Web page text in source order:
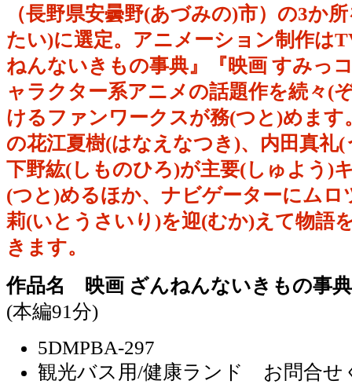
（長野県安曇野(あづみの)市）の3か
たい)に選定。アニメーション制作は
ねんないきもの事典』『映画 すみっ
ャラクター系アニメの話題作を続々(
けるファンワークスが務(つと)めます
の花江夏樹(はなえなつき)、内田真礼
下野紘(しものひろ)が主要(しゅよう)
(つと)めるほか、ナビゲーターにムロ
莉(いとうさいり)を迎(むか)えて物語
きます。
作品名 映画 ざんねんないきもの事典
(本編91分)
5DMPBA-297
観光バス用/健康ランド お問合せ